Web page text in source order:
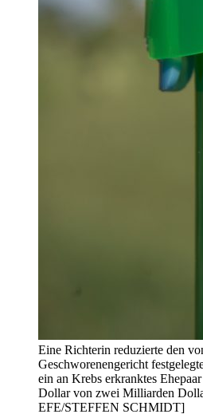
Eine Richterin reduzierte den
Geschworenengericht
ein an Krebs erkranktes
Dollar von zwei Milliarden
EFE/STEFFEN SCHMIDT]